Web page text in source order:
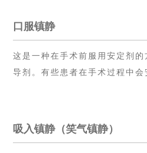
⼝服镇静
这是⼀种在⼿术前服⽤安定剂的
导剂。有些患者在⼿术过程中会
吸⼊镇静（笑⽓镇静）